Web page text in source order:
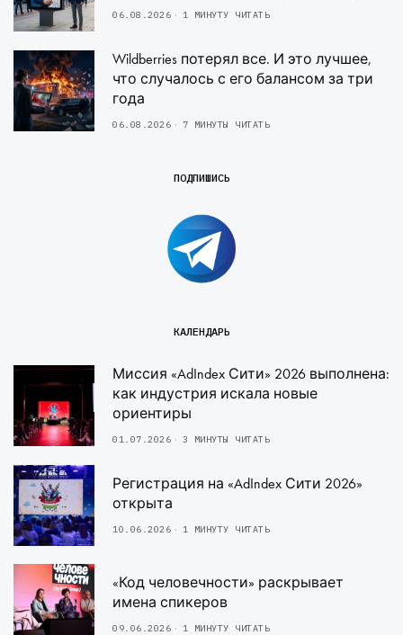
06.08.2026 1 МИНУТУ ЧИТАТЬ
Wildberries потерял все. И это лучшее,
что случалось с его балансом за три
года
06.08.2026 7 МИНУТЫ ЧИТАТЬ
ПОДПИШИСЬ
КАЛЕНДАРЬ
Миссия «AdIndex Сити» 2026 выполнена:
как индустрия искала новые
ориентиры
01.07.2026 3 МИНУТЫ ЧИТАТЬ
Регистрация на «AdIndex Сити 2026»
открыта
10.06.2026 1 МИНУТУ ЧИТАТЬ
«Код человечности» раскрывает
имена спикеров
09.06.2026 1 МИНУТУ ЧИТАТЬ